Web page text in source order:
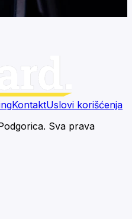
KontaktUslovi korišćenja
Sva prava